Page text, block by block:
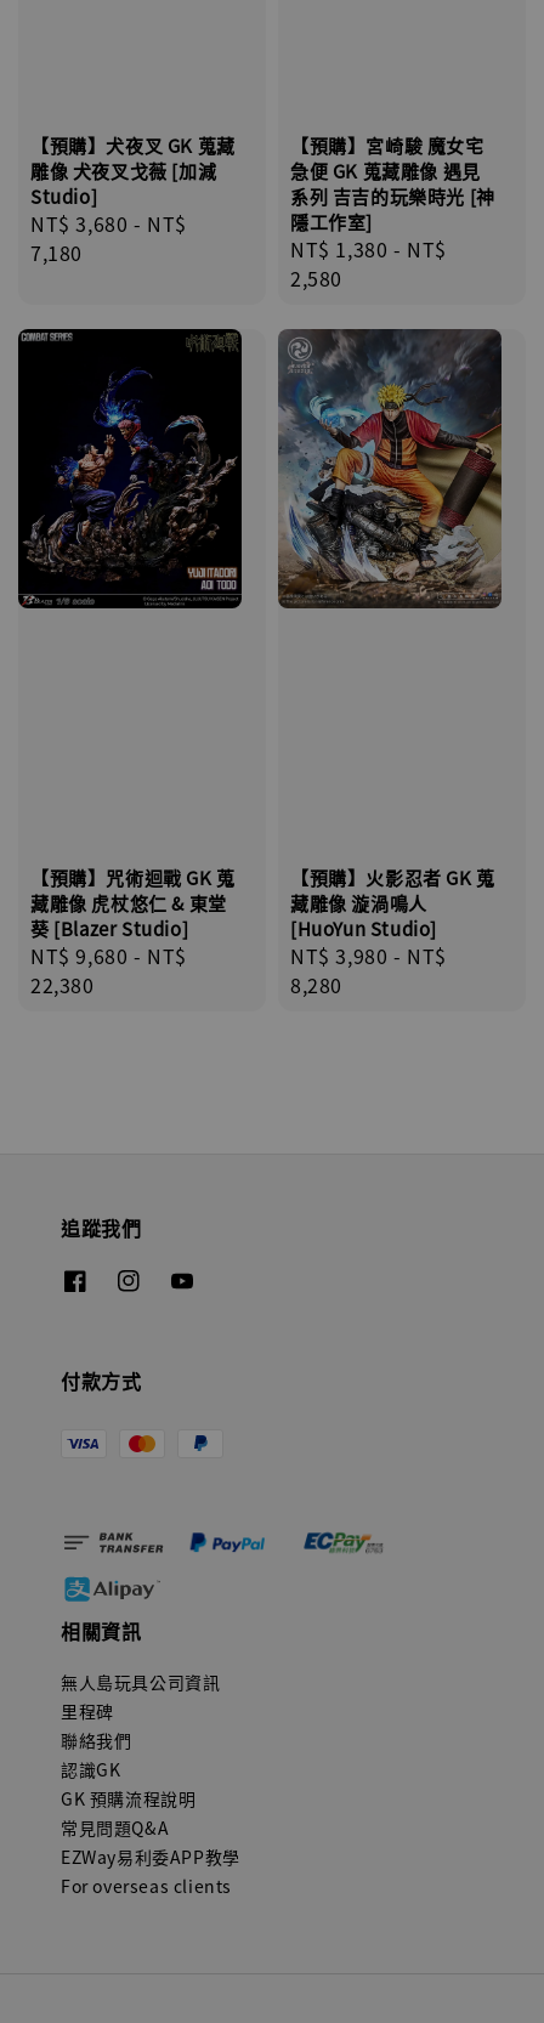
【預購】犬夜叉 GK 蒐藏
雕像 犬夜叉戈薇 [加減
Studio]
Regular
price
NT$ 3,680 - NT$
7,180
【預購】宮崎駿 魔女宅
急便 GK 蒐藏雕像 遇見
系列 吉吉的玩樂時光 [神
隱工作室]
Regular
price
NT$ 1,380 - NT$
2,580
【預購】咒術迴戰 GK 蒐
藏雕像 虎杖悠仁 & 東堂
葵 [Blazer Studio]
Regular
price
NT$ 9,680 - NT$
22,380
【預購】火影忍者 GK 蒐
藏雕像 漩渦鳴人
[HuoYun Studio]
Regular
price
NT$ 3,980 - NT$
8,280
追蹤我們
付款方式
相關資訊
無人島玩具公司資訊
里程碑
聯絡我們
認識GK
GK 預購流程說明
常見問題Q&A
EZWay易利委APP教學
For overseas clients